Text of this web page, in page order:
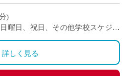
：30歳（⽉給24万1300円＋賞与＋
：33歳（⽉給24万7900円＋賞与＋
)
曜日、祝日、その他学校スケジュ
シフト制
詳しく見る